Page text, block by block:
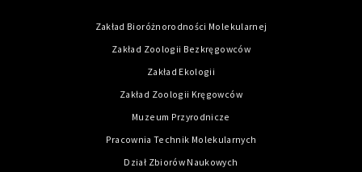
Zakład Bioróżnorodności Molekularnej
Zakład Zoologii Bezkręgowców
Zakład Ekologii
Zakład Zoologii Kręgowców
Muzeum Przyrodnicze
Pracownia Technik Molekularnych
Dział Zbiorów Naukowych